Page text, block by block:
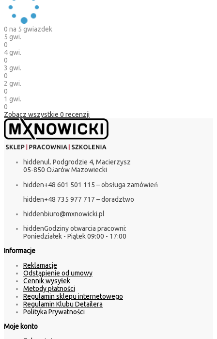
0 na 5 gwiazdek
5 gwi.
0
4 gwi.
0
3 gwi.
0
2 gwi.
0
1 gwi.
0
Zobacz wszystkie 0 recenzji
hiddenul. Podgrodzie 4, Macierzysz
05-850 Ożarów Mazowiecki
hidden+48 601 501 115 – obsługa zamówień
hidden+48 735 977 717 – doradztwo
hiddenbiuro@mxnowicki.pl
hiddenGodziny otwarcia pracowni:
Poniedziałek - Piątek 09:00 - 17:00
Informacje
Reklamacje
Odstąpienie od umowy
Cennik wysyłek
Metody płatności
Regulamin sklepu internetowego
Regulamin Klubu Detailera
Polityka Prywatności
Moje konto